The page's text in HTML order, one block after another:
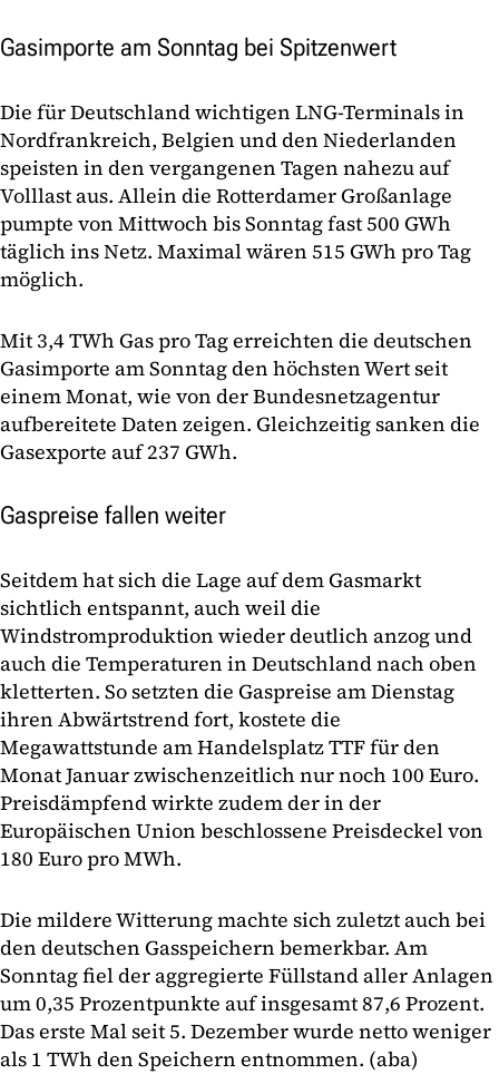
Gasimporte am Sonntag bei Spitzenwert
Die für Deutschland wichtigen LNG-Terminals in
Nordfrankreich, Belgien und den Niederlanden
speisten in den vergangenen Tagen nahezu auf
Volllast aus. Allein die Rotterdamer Großanlage
pumpte von Mittwoch bis Sonntag fast 500 GWh
täglich ins Netz. Maximal wären 515 GWh pro Tag
möglich.
Mit 3,4 TWh Gas pro Tag erreichten die deutschen
Gasimporte am Sonntag den höchsten Wert seit
einem Monat, wie von der Bundesnetzagentur
aufbereitete Daten zeigen. Gleichzeitig sanken die
Gasexporte auf 237 GWh.
Gaspreise fallen weiter
Seitdem hat sich die Lage auf dem Gasmarkt
sichtlich entspannt, auch weil die
Windstromproduktion wieder deutlich anzog und
auch die Temperaturen in Deutschland nach oben
kletterten. So setzten die Gaspreise am Dienstag
ihren Abwärtstrend fort, kostete die
Megawattstunde am Handelsplatz TTF für den
Monat Januar zwischenzeitlich nur noch 100 Euro.
Preisdämpfend wirkte zudem der in der
Europäischen Union beschlossene Preisdeckel von
180 Euro pro MWh.
Die mildere Witterung machte sich zuletzt auch bei
den deutschen Gasspeichern bemerkbar. Am
Sonntag fiel der aggregierte Füllstand aller Anlagen
um 0,35 Prozentpunkte auf insgesamt 87,6 Prozent.
Das erste Mal seit 5. Dezember wurde netto weniger
als 1 TWh den Speichern entnommen. (aba)